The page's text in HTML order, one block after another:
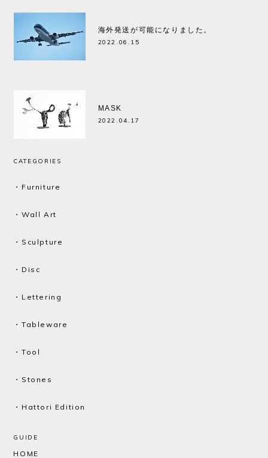
海外発送が可能になりました。
2022.06.15
MASK
2022.04.17
CATEGORIES
・Furniture
・Wall Art
・Sculpture
・Disc
・Lettering
・Tableware
・Tool
・Stones
・Hattori Edition
GUIDE
HOME